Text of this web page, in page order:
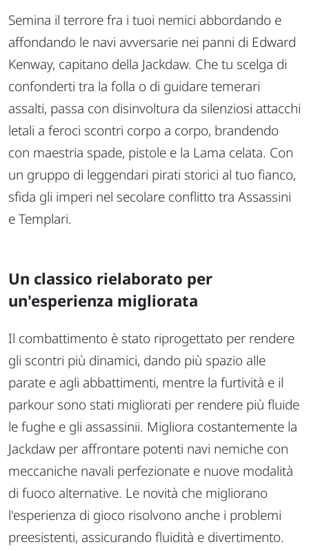
Semina il terrore fra i tuoi nemici abbordando e
affondando le navi avversarie nei panni di Edward
Kenway, capitano della Jackdaw. Che tu scelga di
confonderti tra la folla o di guidare temerari
assalti, passa con disinvoltura da silenziosi attacchi
letali a feroci scontri corpo a corpo, brandendo
con maestria spade, pistole e la Lama celata. Con
un gruppo di leggendari pirati storici al tuo fianco,
sfida gli imperi nel secolare conflitto tra Assassini
e Templari.
Un classico rielaborato per
un'esperienza migliorata
Il combattimento è stato riprogettato per rendere
gli scontri più dinamici, dando più spazio alle
parate e agli abbattimenti, mentre la furtività e il
parkour sono stati migliorati per rendere più fluide
le fughe e gli assassinii. Migliora costantemente la
Jackdaw per affrontare potenti navi nemiche con
meccaniche navali perfezionate e nuove modalità
di fuoco alternative. Le novità che migliorano
l'esperienza di gioco risolvono anche i problemi
preesistenti, assicurando fluidità e divertimento.